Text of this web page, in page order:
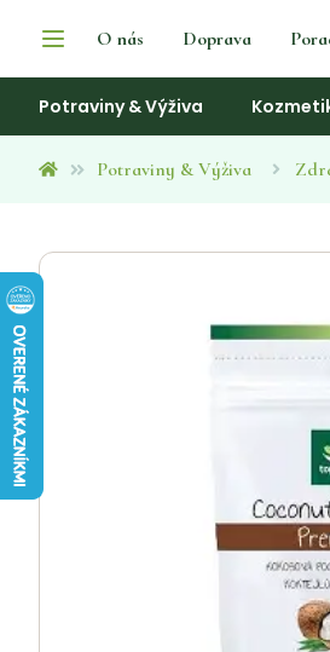
O nás Doprava
Potraviny & Výživa
Potraviny & Výživa